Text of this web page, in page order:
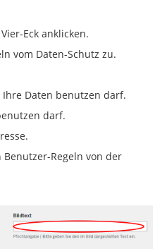
Eck anklicken.
vom Daten-Schutz zu.
Daten benutzen darf.
darf.
Regeln von der